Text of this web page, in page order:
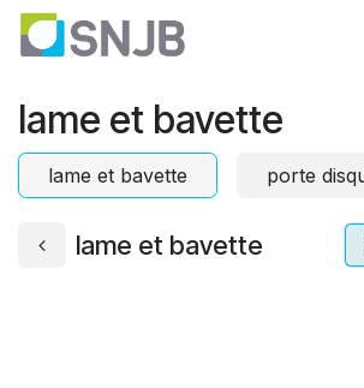
Se rendre au contenu
lame et bavette
lame et bavette porte
lame et bavette